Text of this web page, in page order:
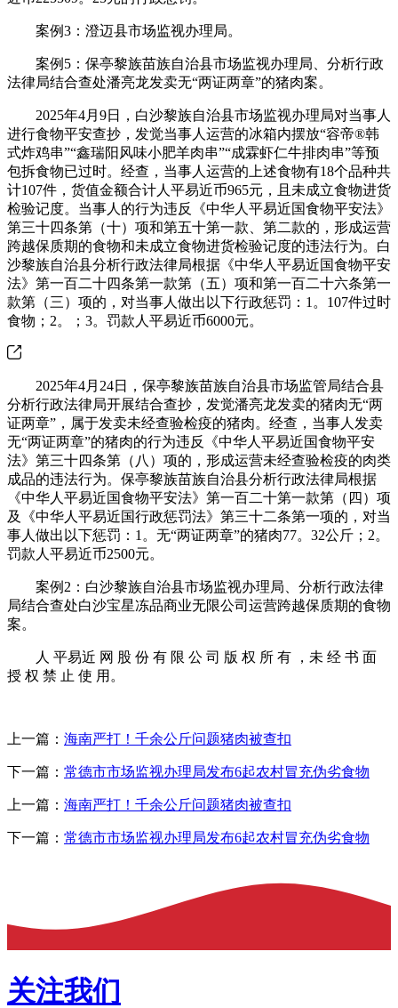
案例3：澄迈县市场监视办理局。
案例5：保亭黎族苗族自治县市场监视办理局、分析行政
法律局结合查处潘亮龙发卖无“两证两章”的猪肉案。
2025年4月9日，白沙黎族自治县市场监视办理局对当事人
进行食物平安查抄，发觉当事人运营的冰箱内摆放“容帝®韩
式炸鸡串”“鑫瑞阳风味小肥羊肉串”“成霖虾仁牛排肉串”等预
包拆食物已过时。经查，当事人运营的上述食物有18个品种共
计107件，货值金额合计人平易近币965元，且未成立食物进货
检验记度。当事人的行为违反《中华人平易近国食物平安法》
第三十四条第（十）项和第五十第一款、第二款的，形成运营
跨越保质期的食物和未成立食物进货检验记度的违法行为。白
沙黎族自治县分析行政法律局根据《中华人平易近国食物平安
法》第一百二十四条第一款第（五）项和第一百二十六条第一
款第（三）项的，对当事人做出以下行政惩罚：1。107件过时
食物；2。；3。罚款人平易近币6000元。
2025年4月24日，保亭黎族苗族自治县市场监管局结合县
分析行政法律局开展结合查抄，发觉潘亮龙发卖的猪肉无“两
证两章”，属于发卖未经查验检疫的猪肉。经查，当事人发卖
无“两证两章”的猪肉的行为违反《中华人平易近国食物平安
法》第三十四条第（八）项的，形成运营未经查验检疫的肉类
成品的违法行为。保亭黎族苗族自治县分析行政法律局根据
《中华人平易近国食物平安法》第一百二十第一款第（四）项
及《中华人平易近国行政惩罚法》第三十二条第一项的，对当
事人做出以下惩罚：1。无“两证两章”的猪肉77。32公斤；2。
罚款人平易近币2500元。
案例2：白沙黎族自治县市场监视办理局、分析行政法律
局结合查处白沙宝星冻品商业无限公司运营跨越保质期的食物
案。
人 平易近 网 股 份 有 限 公 司 版 权 所 有 ，未 经 书 面
授 权 禁 止 使 用。
上一篇： 海南严打！千余公斤问题猪肉被查扣
下一篇： 常德市市场监视办理局发布6起农村冒充伪劣食物
上一篇： 海南严打！千余公斤问题猪肉被查扣
下一篇： 常德市市场监视办理局发布6起农村冒充伪劣食物
关注我们